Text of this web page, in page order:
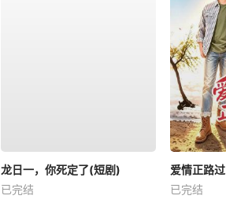
龙日一，你死定了(短剧)
已完结
爱情正路过
已完结